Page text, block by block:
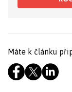
Máte k článku